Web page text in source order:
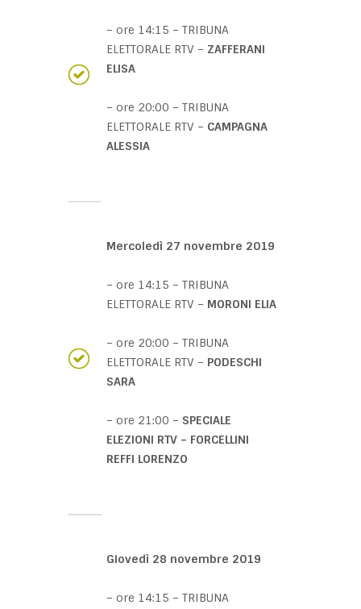
– ore 14:15 – TRIBUNA
ELETTORALE RTV – ZAFFERANI
ELISA
– ore 20:00 – TRIBUNA
ELETTORALE RTV – CAMPAGNA
ALESSIA
Mercoledì 27 novembre 2019
– ore 14:15 – TRIBUNA
ELETTORALE RTV – MORONI ELIA
– ore 20:00 – TRIBUNA
ELETTORALE RTV – PODESCHI
SARA
– ore 21:00 – SPECIALE
ELEZIONI RTV – FORCELLINI
REFFI LORENZO
Giovedì 28 novembre 2019
– ore 14:15 – TRIBUNA